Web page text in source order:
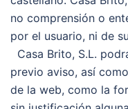
no comprensión o
por el usuario, ni de
Casa Brito, S.L.
previo aviso, así
de la web, como la